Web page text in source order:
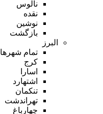
نالوس
نقده
نوشین
بازگشت
البرز
تمام شهر‌ها
کرج
اسارا
اشتهارد
تنکمان
تهراندشت
چهارباغ